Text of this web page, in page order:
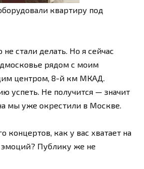
квартиру под
стали делать. Но я сейчас
рядом с моим
центром, 8-й км МКАД.
успеть. Не получится — значит
мы уже окрестили в Москве.
концертов, как у вас хватает на
эмоций? Публику же не